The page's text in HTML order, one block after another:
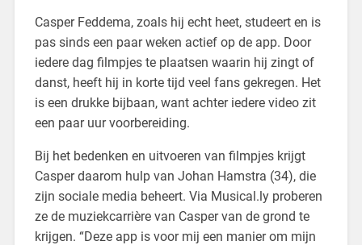
Casper Feddema, zoals hij echt heet, studeert en is
pas sinds een paar weken actief op de app. Door
iedere dag filmpjes te plaatsen waarin hij zingt of
danst, heeft hij in korte tijd veel fans gekregen. Het
is een drukke bijbaan, want achter iedere video zit
een paar uur voorbereiding.
Bij het bedenken en uitvoeren van filmpjes krijgt
Casper daarom hulp van Johan Hamstra (34), die
zijn sociale media beheert. Via Musical.ly proberen
ze de muziekcarrière van Casper van de grond te
krijgen. “Deze app is voor mij een manier om mijn